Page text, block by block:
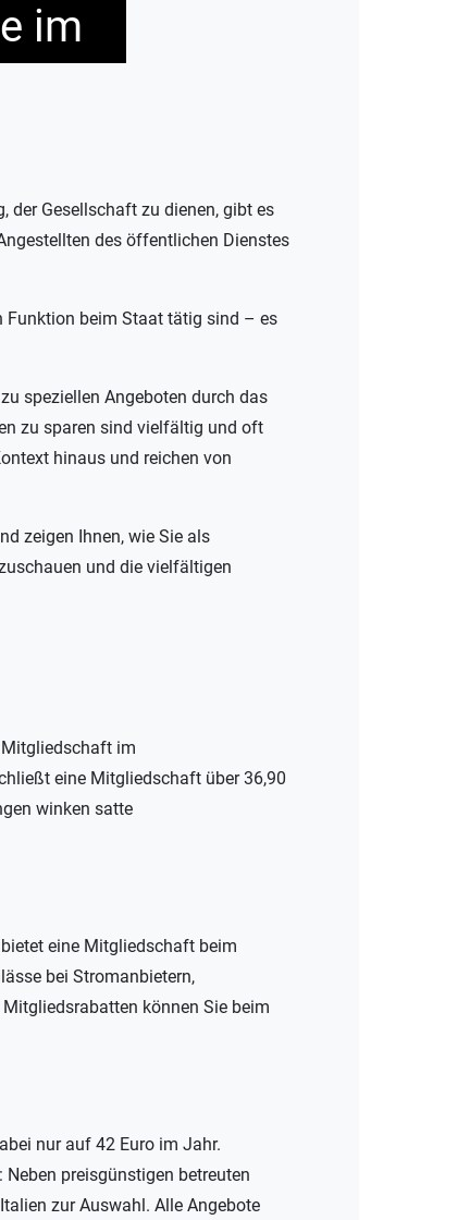
im
der Gesellschaft zu dienen, gibt es
des öffentlichen Dienstes
Funktion beim Staat tätig sind – es
speziellen Angeboten durch das
zu sparen sind vielfältig und oft
hinaus und reichen von
zeigen Ihnen, wie Sie als
und die vielfältigen
Mitgliedschaft im
eine Mitgliedschaft über 36,90
winken satte
eine Mitgliedschaft beim
bei Stromanbietern,
können Sie beim
nur auf 42 Euro im Jahr.
preisgünstigen betreuten
zur Auswahl. Alle Angebote